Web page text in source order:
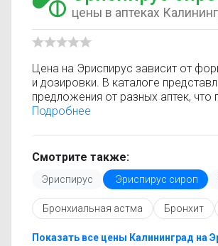
цены в аптеках
Цена на Эриспирус зависит от
и дозировки. В каталоге
предложения от разных аптек, что
быстро найти, где купить
только актуальные данные.
Перед покупкой рекомендуется
инструкцией по применению,
противопоказаниями. При
можете подобрать аналоги
доступной ценой.
Подробнее
Смотрите также:
Эриспирус Эриспирус сироп
Бронхиальная астма Бронхит
Показать все цены Калининград на